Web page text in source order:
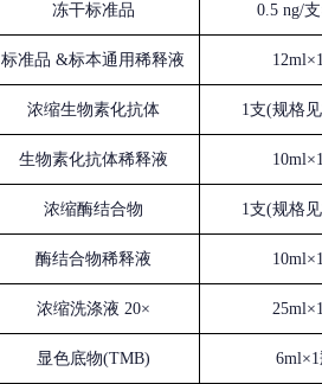
冻干标准品 0.5 ng/
标准品 &标本通用稀释液
浓缩生物素化抗体 1支(规格见
生物素化抗体稀释液
浓缩酶结合物 1支(规格见
酶结合物稀释液
浓缩洗涤液 20×
显色底物(TMB)